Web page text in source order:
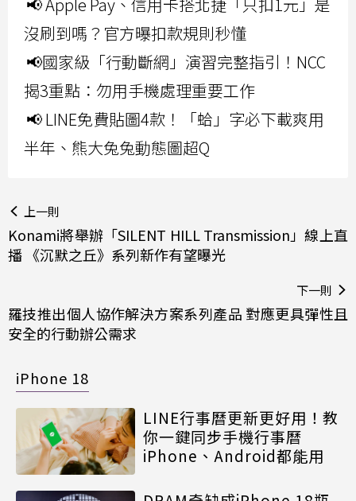
沒刷到嗎？官方曝扣款規則秒懂
📢國家級「行動斷網」演習完整指引！NCC
揭3重點：勿用手機處理重要工作
📢 LINE免費貼圖4款！「蛤」字必下載爽用
半年、熊大兔兔動態圖超Q
上一則
Konami將舉辦「SILENT HILL Transmission」線上直
播 《沉默之丘》系列新作有望曝光
下一則
羅技推出個人協作解決方案系列產品 對應更具彈性且
安全的行動辦公需求
iPhone 18
LINE行事曆更新更好用！教
你一鍵同步手機行事曆
iPhone、Android都能用